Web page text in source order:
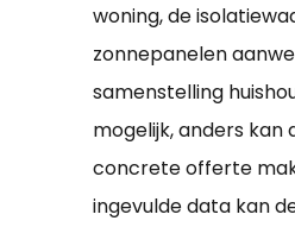
woning, de
zonnepanelen
samenstelling
mogelijk, anders
concrete offerte
ingevulde data kan